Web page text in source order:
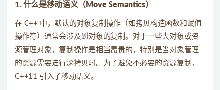
1. 什么是移动语义（Move Semantics）
在 C++ 中，默认的对象复制操作（如拷贝构造函数和赋值
操作符）通常会涉及到对象的复制。对于一些大对象或资
源管理对象，复制操作是相当昂贵的，特别是当对象管理
的资源需要进行深拷贝时。为了避免不必要的资源复制，
C++11 引入了移动语义。